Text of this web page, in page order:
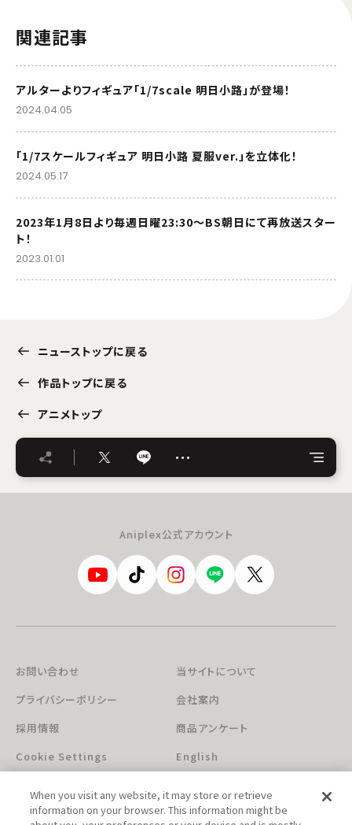
関連記事
アルターよりフィギュア「1/7scale 明日小路」が登場！
2024.04.05
「1/7スケールフィギュア 明日小路 夏服ver.」を立体化！
2024.05.17
2023年1月8日より毎週日曜23:30～BS朝日にて再放送スター
ト！
2023.01.01
ニューストップに戻る
作品トップに戻る
アニメトップ
…
Aniplex公式アカウント
お問い合わせ
当サイトについて
プライバシーポリシー
会社案内
採用情報
商品アンケート
Cookie Settings
English
When you visit any website, it may store or retrieve
information on your browser. This information might be